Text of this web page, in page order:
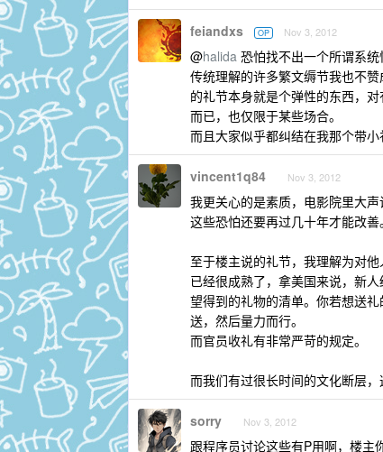
feiandxs OP Nov 3, 2012
@halida 恐怕找不出一个所谓系统
传统理解的许多繁文缛节我也不
的礼节本身就是个弹性的东西，
而已，也仅限于某些场合。
而且大家似乎都纠结在我那个带
vincent1q84 Nov 3, 2012
我更关心的是素质，电影院里大
这些恐怕还要再过几十年才能改
至于楼主说的礼节，我理解为对
已经很成熟了，拿美国来说，新
望得到的礼物的清单。你若想送
送，然后量力而行。
而官员收礼有非常严苛的规定。
而我们有过很长时间的文化断层，
sorry Nov 3, 2012
跟程序员讨论这些有P用啊，楼主